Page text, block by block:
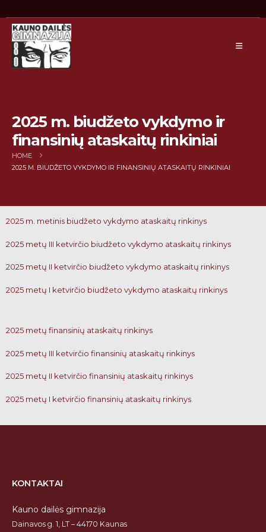
2025 m. biudžeto vykdymo ir
finansinių ataskaitų rinkiniai
HOME
2025 M. BIUDŽETO VYKDYMO IR FINANSINIŲ ATASKAITŲ RINKINIAI
2025 m. metinis biudžeto vykdymo ataskaitų rinkinys
2025 metų III ketvirčio biudžeto vykdymo ataskaitų rinkinys
2025 metų II ketvirčio biudžeto vykdymo ataskaitų rinkinys
2025 metų I ketvirčio biudžeto vykdymo ataskaitų rinkinys
2025 metų finansinių ataskaitų rinkinys
2025 metų III ketvirčio finansinių ataskaitų rinkinys
2025 metų II ketvirčio finansinių ataskaitų rinkinys
2025 metų I ketvirčio finansinių ataskaitų rinkinys
KONTAKTAI
Kauno dailės gimnazija
Dainavos g. 1, LT – 44170 Kaunas